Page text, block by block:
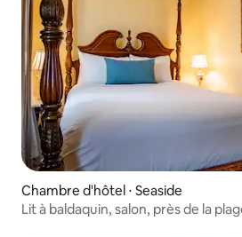
Chambre d'hôtel ⋅ Seaside
Lit à baldaquin, salon, près de la